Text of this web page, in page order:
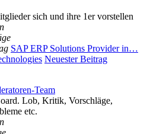
sich und ihre 1er vorstellen
SAP ERP Solutions Provider in…
Neuester Beitrag
Team
Lob, Kritik, Vorschläge,
etc.